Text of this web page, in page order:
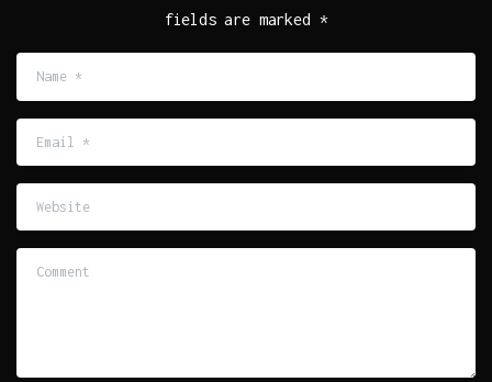
fields are marked *
*
Website